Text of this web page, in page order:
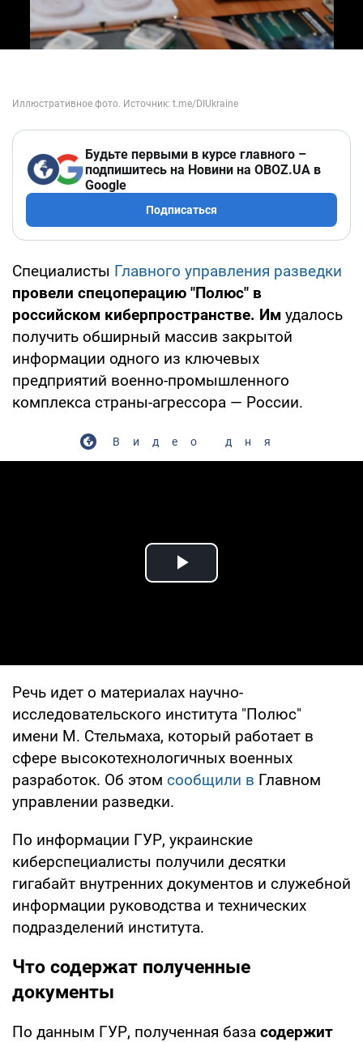
Будьте первыми в курсе главного –
подпишитесь на Новини на OBOZ.UA в
Google
Подписаться
Специалисты Главного управления разведки
провели спецоперацию "Полюс" в
российском киберпространстве. Им удалось
получить обширный массив закрытой
информации одного из ключевых
предприятий военно-промышленного
комплекса страны-агрессора — России.
Видео дня
Play Video
Речь идет о материалах научно-
исследовательского института "Полюс"
имени М. Стельмаха, который работает в
сфере высокотехнологичных военных
разработок. Об этом сообщили в Главном
управлении разведки.
По информации ГУР, украинские
киберспециалисты получили десятки
гигабайт внутренних документов и служебной
информации руководства и технических
подразделений института.
Что содержат полученные
документы
По данным ГУР, полученная база содержит